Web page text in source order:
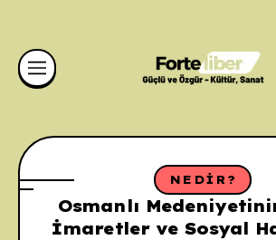
NEDIR?
Osmanlı
İmaretler ve Sosyal